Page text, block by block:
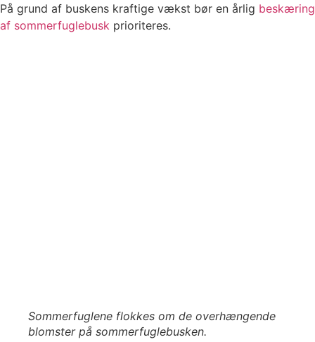
På grund af buskens kraftige vækst bør en årlig beskæring
af sommerfuglebusk prioriteres.
Sommerfuglene flokkes om de overhængende
blomster på sommerfuglebusken.